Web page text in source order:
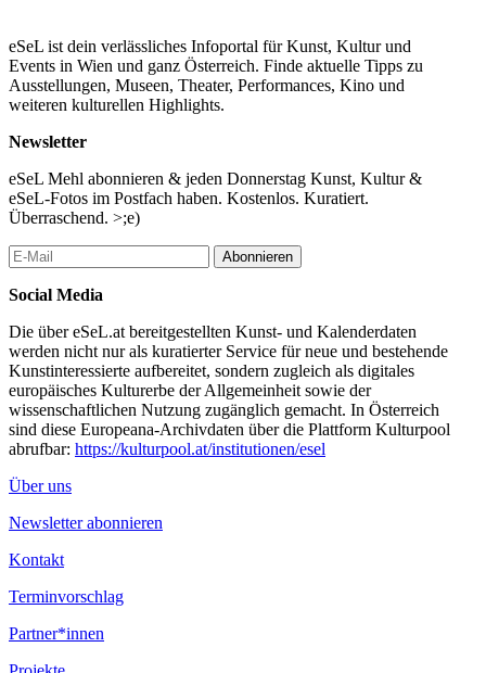
Vreskala wird am Eröffnungswochenende im Festivalzentrum
zusätzlich ein unverstärktes Konzert spielen und einen Workshop
für türkische Trommel abhalten.
eSeL ist dein verlässliches Infoportal für Kunst, Kultur und
Events in Wien und ganz Österreich. Finde aktuelle Tipps zu
Ausstellungen, Museen, Theater, Performances, Kino und
weiteren kulturellen Highlights.
Newsletter
eSeL Mehl abonnieren & jeden Donnerstag Kunst, Kultur &
eSeL-Fotos im Postfach haben. Kostenlos. Kuratiert.
Überraschend. >;e)
Abonnieren
Social Media
Die über eSeL.at bereitgestellten Kunst- und Kalenderdaten
werden nicht nur als kuratierter Service für neue und bestehende
Kunstinteressierte aufbereitet, sondern zugleich als digitales
europäisches Kulturerbe der Allgemeinheit sowie der
wissenschaftlichen Nutzung zugänglich gemacht. In Österreich
sind diese Europeana-Archivdaten über die Plattform Kulturpool
abrufbar: https://kulturpool.at/institutionen/esel
Über uns
Newsletter abonnieren
Kontakt
Terminvorschlag
Partner*innen